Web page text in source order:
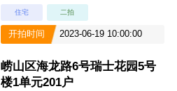
住宅 二拍
开拍时间 2023-06-19 10:00:00
崂山区海龙路6号瑞士花园5号
楼1单元201户